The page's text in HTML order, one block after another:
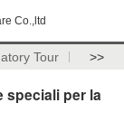
Co.,ltd
Tour >>
speciali per la